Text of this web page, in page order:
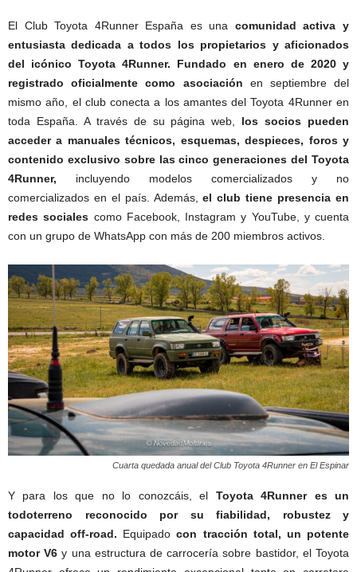
El Club Toyota 4Runner España es una comunidad activa y
entusiasta dedicada a todos los propietarios y aficionados
del icónico Toyota 4Runner.
Fundado en enero de 2020 y
registrado oficialmente como asociación en septiembre del
mismo año, el club conecta a los amantes del Toyota 4Runner en
toda España. A través de su página web,
los socios pueden
acceder a manuales técnicos, esquemas, despieces, foros y
contenido exclusivo sobre las cinco generaciones del Toyota
4Runner, incluyendo modelos comercializados y no
comercializados en el país. Además,el club tiene presencia en
redes sociales como Facebook, Instagram y YouTube, y cuenta
con un grupo de WhatsApp con más de 200 miembros activos.
Cuarta quedada anual del Club Toyota 4Runner en El Espinar
Y para los que no lo conozcáis, el Toyota 4Runner
es un
todoterreno reconocido por su fiabilidad, robustez y
capacidad off-road. Equipadocon tracción total, un potente
motor V6 y una estructura de carrocería sobre bastidor, el Toyota